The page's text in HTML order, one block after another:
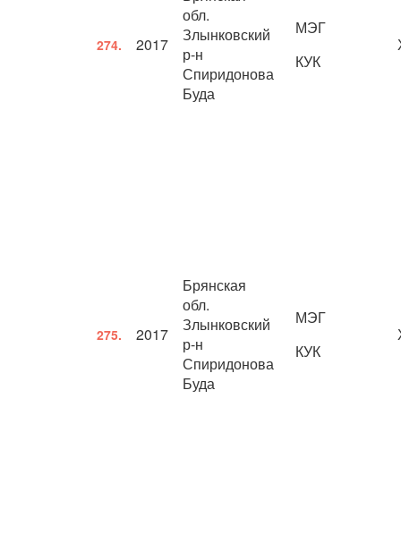
274. 2017
обл.
Злынковский
р-н
Спиридонова
Буда
МЭГ
КУК
275. 2017
Брянская
обл.
Злынковский
р-н
Спиридонова
Буда
МЭГ
КУК